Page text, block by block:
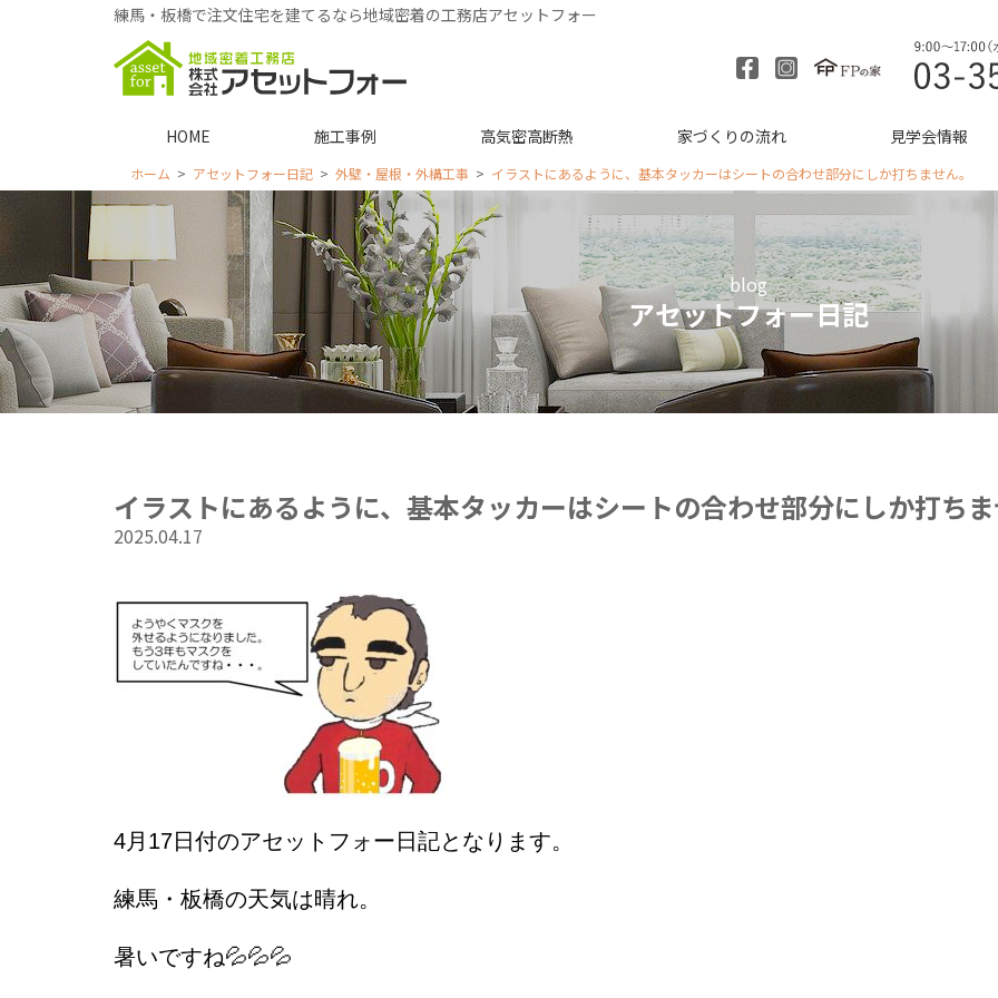
練馬・板橋で注文住宅を建てるなら地域密着の工務店アセットフォー
HOME 施工事例 高気密高断熱 家づくりの流れ 見学会情報
ホーム アセットフォー日記 外壁・屋根・外構工事 イラストにあるように、基本タッカーはシートの合わせ部分にしか打ちません。
blog
アセットフォー日記
イラストにあるように、基本タッカーはシートの合わせ部分にしか打ち
2025.04.17
4月17日 付のアセットフォー日記となります。
練馬・板橋の天気は晴れ。
暑いですね💦💦💦